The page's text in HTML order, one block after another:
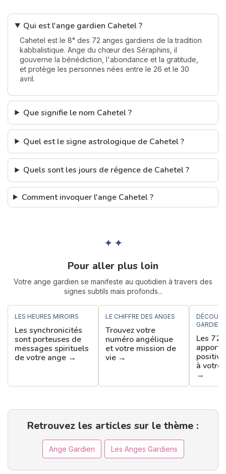
Qui est l'ange gardien Cahetel ?
Cahetel est le 8ᵉ des 72 anges gardiens de la tradition
kabbalistique. Ange du chœur des Séraphins, il
gouverne la bénédiction, l'abondance et la gratitude,
et protège les personnes nées entre le 26 et le 30
avril.
Que signifie le nom Cahetel ?
Quel est le signe astrologique de Cahetel ?
Quels sont les jours de régence de Cahetel ?
Comment invoquer l'ange Cahetel ?
✦ ✦
Pour aller plus loin
Votre ange gardien se manifeste au quotidien à travers des
signes subtils mais profonds...
LES HEURES MIROIRS
Les synchronicités
sont porteuses de
messages spirituels
de votre ange →
LE CHIFFRE DES ANGES
Trouvez votre
numéro angélique
et votre mission de
vie →
Les 72
à votre
→
Retrouvez les articles sur le thème :
Ange Gardien Les Anges Gardiens